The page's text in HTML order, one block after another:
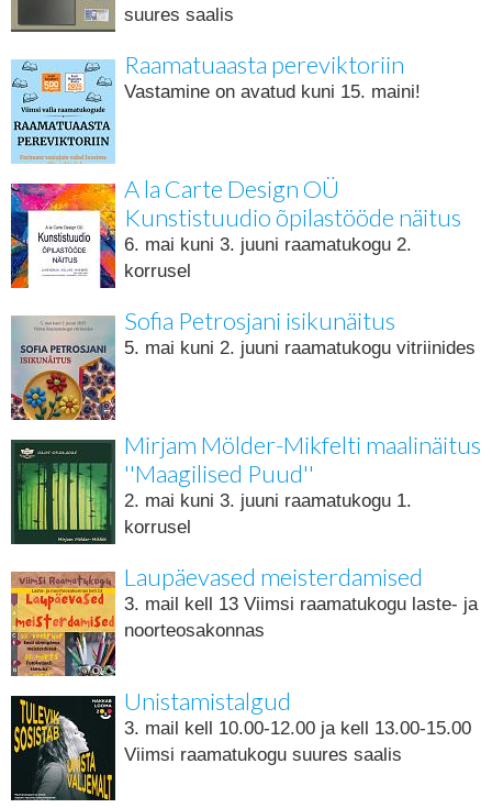
suures saalis
Raamatuaasta pereviktoriin
Vastamine on avatud kuni 15. maini!
A la Carte Design OÜ
Kunstistuudio õpilastööde näitus
6. mai kuni 3. juuni raamatukogu 2.
korrusel
Sofia Petrosjani isikunäitus
5. mai kuni 2. juuni raamatukogu vitriinides
Mirjam Mölder-Mikfelti maalinäitus
''Maagilised Puud''
2. mai kuni 3. juuni raamatukogu 1.
korrusel
Laupäevased meisterdamised
3. mail kell 13 Viimsi raamatukogu laste- ja
noorteosakonnas
Unistamistalgud
3. mail kell 10.00-12.00 ja kell 13.00-15.00
Viimsi raamatukogu suures saalis